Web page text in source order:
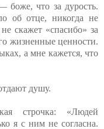
боже, что за дурость.
об отце, никогда не
скажет «спасибо» за
жизненные ценности.
а мне кажется, что
душу.
строчка: «Людей
я с ним не согласна.